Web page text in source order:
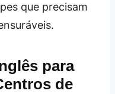
que precisam
para
de